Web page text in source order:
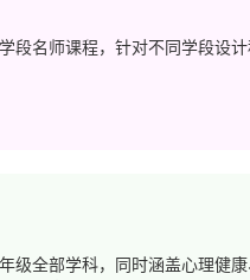
段名师课程，针对不同学段设
级全部学科，同时涵盖心理健